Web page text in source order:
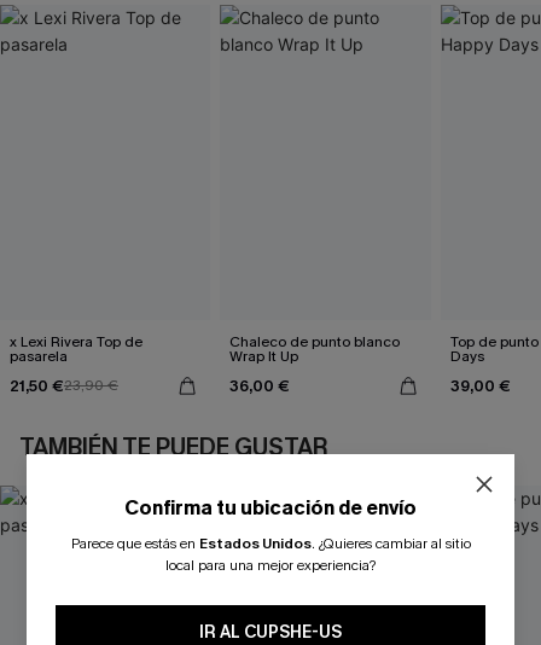
x Lexi Rivera Top de
pasarela
21,50 €23,90 €
Chaleco de punto blanco
Wrap It Up
36,00 €
Top de
Days
39,00 €
TAMBIÉN TE PUEDE GUSTAR
Confirma tu ubicación de envío
Parece que estás en Estados Unidos. ¿Quieres cambiar al sitio
local para una mejor experiencia?
IR AL CUPSHE-US